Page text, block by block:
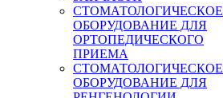
СТОМАТОЛОГИЧЕСКОЕ
ОБОРУДОВАНИЕ ДЛЯ
ОРТОПЕДИЧЕСКОГО
ПРИЕМА
СТОМАТОЛОГИЧЕСКОЕ
ОБОРУДОВАНИЕ ДЛЯ